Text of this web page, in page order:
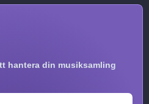
hantera din musiksamling